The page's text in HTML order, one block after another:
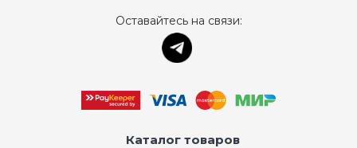
Оставайтесь на связи:
Каталог товаров